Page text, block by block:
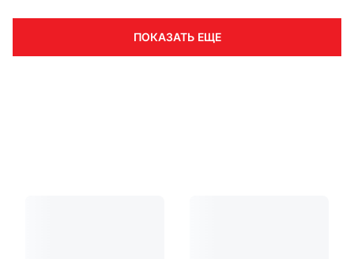
ПОКАЗАТЬ ЕЩЕ